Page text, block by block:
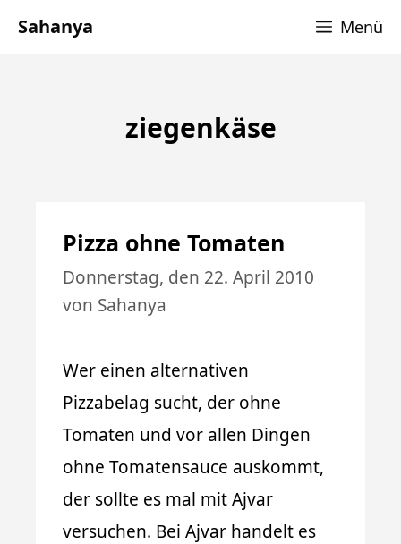
ZumSahanya Menü
ziegenkäse
Pizza ohne Tomaten
Donnerstag, den 22. April 2010
von Sahanya
Wer einen alternativen
Pizzabelag sucht, der ohne
Tomaten und vor allen Dingen
ohne Tomatensauce auskommt,
der sollte es mal mit Ajvar
versuchen. Bei Ajvar handelt es